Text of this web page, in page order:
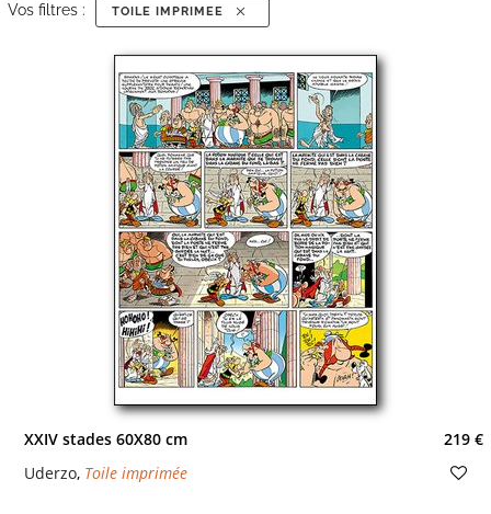
Vos filtres : TOILE IMPRIMEE
XXIV stades 60X80 cm
219 €
Uderzo, Toile imprimée